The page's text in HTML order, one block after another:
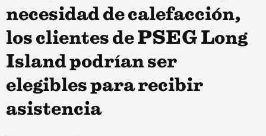
necesidad de calefacción,
los clientes de PSEG Long
Island podrían ser
elegibles para recibir
asistencia